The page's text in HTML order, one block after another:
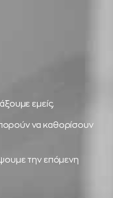
εμείς.
να καθορίσουν
την επόμενη